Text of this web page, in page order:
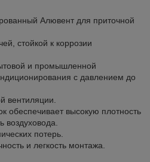
Алювент для приточной
стойкой к коррозии
и промышленной
с давлением до
вентиляции.
обеспечивает высокую плотность
воздуховода.
потерь.
и легкость монтажа.